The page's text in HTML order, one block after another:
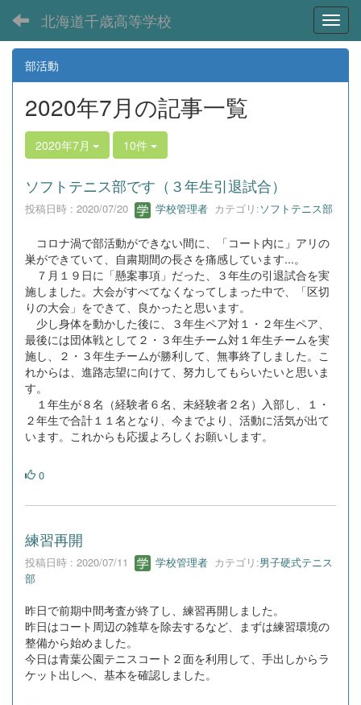
北海道千歳高等学校
部活動
2020年7月の記事一覧
2020年7月 10件
ソフトテニス部です（３年生引退試合）
投稿日時 : 2020/07/20 学校管理者 カテゴリ:ソフトテニス部
コロナ渦で部活動ができない間に、「コート内に」アリの
巣ができていて、自粛期間の長さを痛感しています...。
７月１９日に「懸案事項」だった、３年生の引退試合を実
施しました。大会がすべてなくなってしまった中で、「区切
りの大会」をできて、良かったと思います。
少し身体を動かした後に、３年生ペア対１・２年生ペア、
最後には団体戦として２・３年生チーム対１年生チームを実
施し、２・３年生チームが勝利して、無事終了しました。こ
れからは、進路志望に向けて、努力してもらいたいと思いま
す。
１年生が８名（経験者６名、未経験者２名）入部し、１・
２年生で合計１１名となり、今までより、活動に活気が出て
います。これからも応援よろしくお願いします。
0
練習再開
投稿日時 : 2020/07/11 学校管理者 カテゴリ:男子硬式テニス
部
昨日で前期中間考査が終了し、練習再開しました。
昨日はコート周辺の雑草を除去するなど、まずは練習環境の
整備から始めました。
今日は青葉公園テニスコート２面を利用して、手出しからラ
ケット出しへ、基本を確認しました。